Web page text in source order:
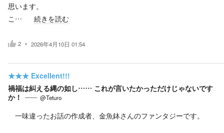
思います。
こ…
続きを読む
2 2026年4月10日 01:54
★★★ Excellent!!!
禍福は糾える縄の如し…… これが言いたかっただけじゃないです
か！
@Teturo
一味違ったお話の作成者、金魚鉢さんのファンタジーです。